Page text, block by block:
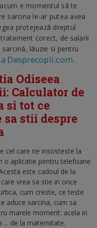
e momentul sã te
sarcina le-ar putea avea
protejeazã dreptul
corect, de salarii
lãuzie si pentru
Desprecopii.com.
Odiseea
Calculator de
si tot ce
sa stii despre
cel care ne insosteste la
o aplicatie pentru telefoane
este cadoul de la
vrea sa stie in orice
cum creste, ce teste
aduce sarcina, cum sa
marele moment: acela in
... de la maternitate.